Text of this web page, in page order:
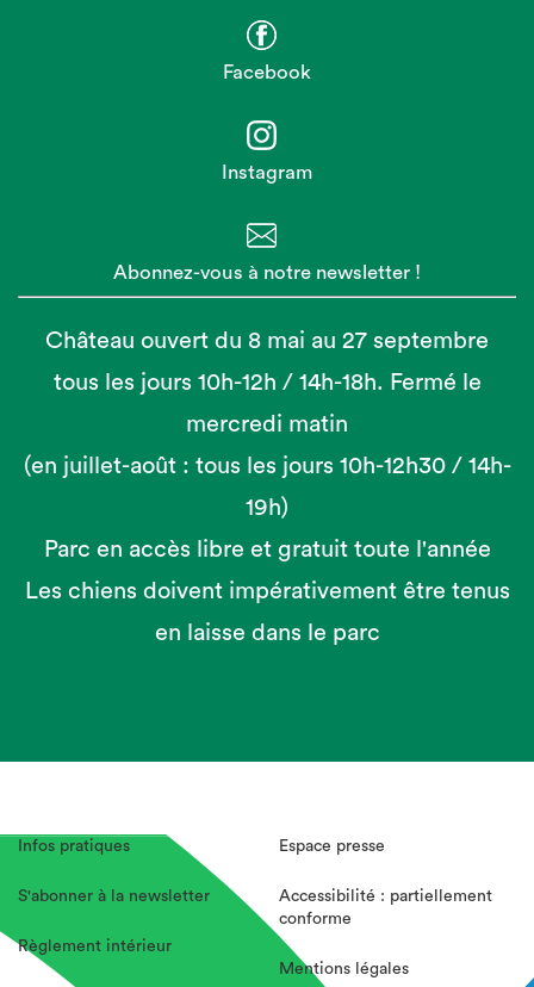
Facebook
Instagram
Abonnez-vous à notre newsletter !
Château ouvert du 8 mai au 27 septembre
tous les jours 10h-12h / 14h-18h. Fermé le
mercredi matin
(en juillet-août : tous les jours 10h-12h30 / 14h-
19h)
Parc en accès libre et gratuit toute l'année
Les chiens doivent impérativement être tenus
en laisse dans le parc
Infos pratiques
S'abonner à la newsletter
Règlement intérieur
Espace presse
Accessibilité : partiellement
conforme
Mentions légales